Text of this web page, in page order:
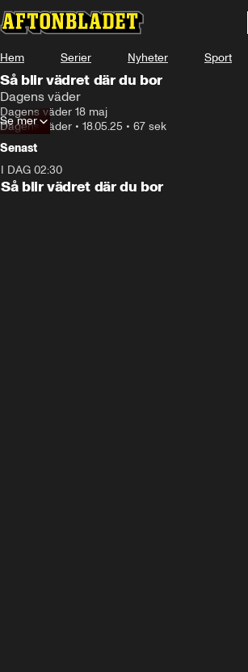
Hem Serier Nyheter Sport
Så blir vädret där du bor
Dagens väder
Dagens väder 18 maj
Dagens väder • 18.05.25 • 67 sek
Se mer
Senast
I DAG 02:30
Så blir vädret där du bor